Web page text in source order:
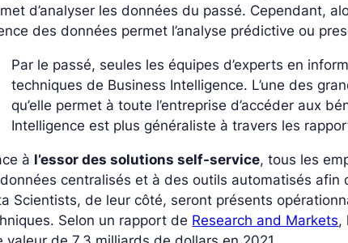
d’analyser les données du passé. Cependant,
des données permet l’analyse prédictive ou
Par le passé, seules les équipes d’experts en
techniques de Business Intelligence. L’une des
qu’elle permet à toute l’entreprise d’accéder aux
Intelligence est plus généraliste à travers les
à l’essor des solutions self-service, tous les
centralisés et à des outils automatisés afin
Scientists, de leur côté, seront présents
Selon un rapport de Research and Markets,